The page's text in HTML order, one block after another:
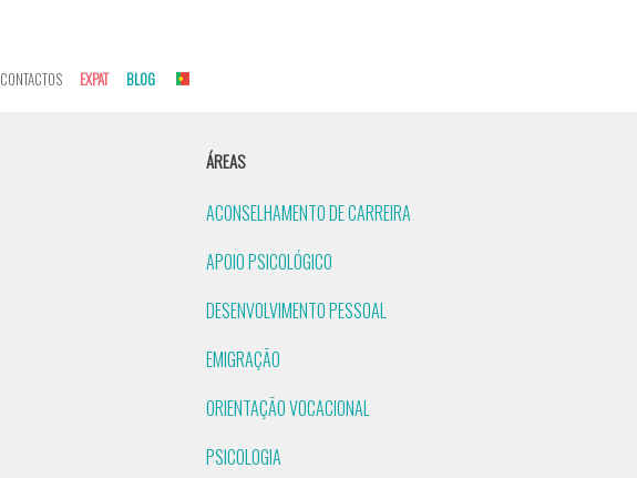
CONTACTOS EXPAT BLOG
ÁREAS
ACONSELHAMENTO DE CARREIRA
APOIO PSICOLÓGICO
DESENVOLVIMENTO PESSOAL
EMIGRAÇÃO
ORIENTAÇÃO VOCACIONAL
PSICOLOGIA